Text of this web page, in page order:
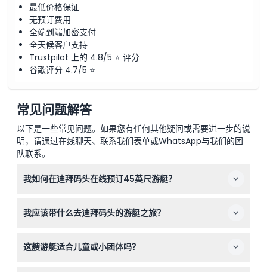
最低价格保证
无预订费用
全端到端加密支付
全天候客户支持
Trustpilot 上的 4.8/5 ⭐ 评分
谷歌评分 4.7/5 ⭐
常见问题解答
以下是一些常见问题。如果您有任何其他疑问或需要进一步的说
明，请通过在线聊天、联系我们表单或WhatsApp与我们的团
队联系。
我如何在迪拜码头在线预订45英尺游艇？
的日期和时间。在线预订过程中会显示可用性，让您轻松锁
我应该带什么去迪拜码头的游艇之旅？
休闲服装，冬季晚上带一件轻便夹克以保证舒适。
这艘游艇适合儿童或小团体吗？